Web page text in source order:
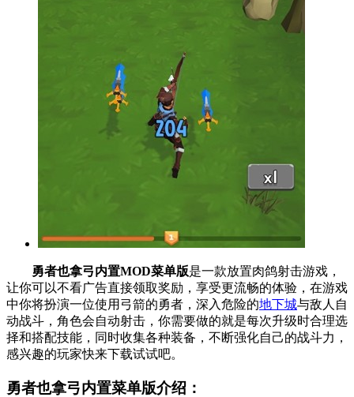
勇者也拿弓内置MOD菜单版是一款放置肉鸽射击游戏，
让你可以不看广告直接领取奖励，享受更流畅的体验，在游戏
中你将扮演一位使用弓箭的勇者，深入危险的地下城与敌人自
动战斗，角色会自动射击，你需要做的就是每次升级时合理选
择和搭配技能，同时收集各种装备，不断强化自己的战斗力，
感兴趣的玩家快来下载试试吧。
勇者也拿弓内置菜单版介绍：